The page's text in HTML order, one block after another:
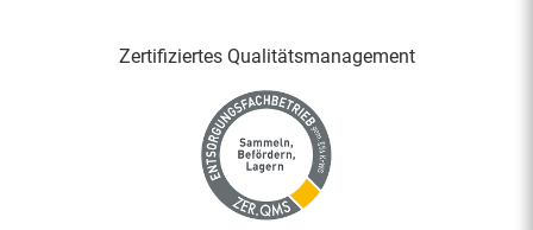
Zertifiziertes Qualitäts­management